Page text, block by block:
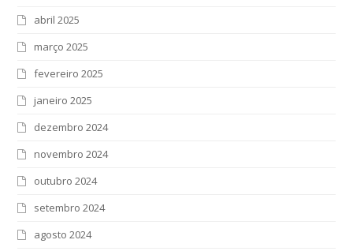
abril 2025
março 2025
fevereiro 2025
janeiro 2025
dezembro 2024
novembro 2024
outubro 2024
setembro 2024
agosto 2024